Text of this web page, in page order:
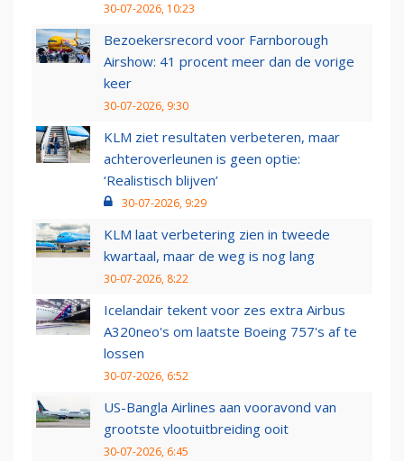
30-07-2026, 10:23
Bezoekersrecord voor Farnborough
Airshow: 41 procent meer dan de vorige
keer
30-07-2026, 9:30
KLM ziet resultaten verbeteren, maar
achteroverleunen is geen optie:
‘Realistisch blijven’
30-07-2026, 9:29
KLM laat verbetering zien in tweede
kwartaal, maar de weg is nog lang
30-07-2026, 8:22
Icelandair tekent voor zes extra Airbus
A320neo's om laatste Boeing 757's af te
lossen
30-07-2026, 6:52
US-Bangla Airlines aan vooravond van
grootste vlootuitbreiding ooit
30-07-2026, 6:45